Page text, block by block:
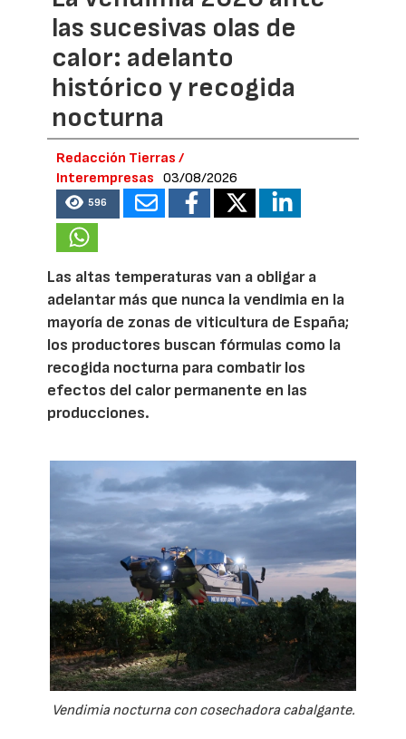
las sucesivas olas de
calor: adelanto
histórico y recogida
nocturna
Redacción Tierras /
Interempresas
03/08/2026
596
Las altas temperaturas van a obligar a
adelantar más que nunca la vendimia en la
mayoría de zonas de viticultura de España;
los productores buscan fórmulas como la
recogida nocturna para combatir los
efectos del calor permanente en las
producciones.
Vendimia nocturna con cosechadora cabalgante.